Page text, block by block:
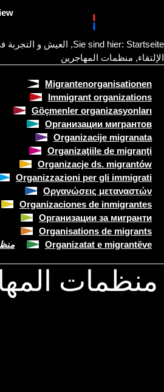
Sie sind hier: Startseite
, العيش و التجربة
الإلتقاء, منظمات المهاجرين
Migrantenorganisationen
Immigrant organizations
Göçmenler organizasyonları
Организации мигрантов
Organizacije migranata
Organizaţiile de migranţi
Organizacje ds. migrantów
Organizzazioni per gli immigrati
Οργανώσεις μεταναστών
Organizaciones de inmigrantes
Организации за мигранти
Organisations de migrants
Organizatat e migrantëve
منظمات